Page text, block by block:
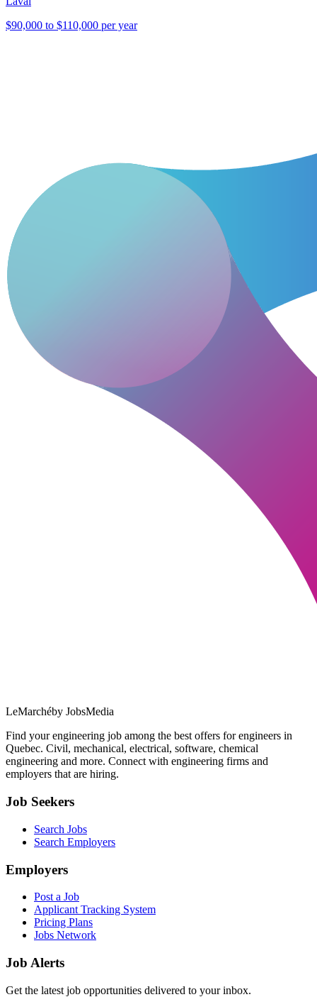
$90,000 to $110,000 per year
LeMarchéby JobsMedia
Find your engineering job among the best offers for engineers in
Quebec. Civil, mechanical, electrical, software, chemical
engineering and more. Connect with engineering firms and
employers that are hiring.
Job Seekers
Search Jobs
Search Employers
Employers
Post a Job
Applicant Tracking System
Pricing Plans
Jobs Network
Job Alerts
Get the latest job opportunities delivered to your inbox.